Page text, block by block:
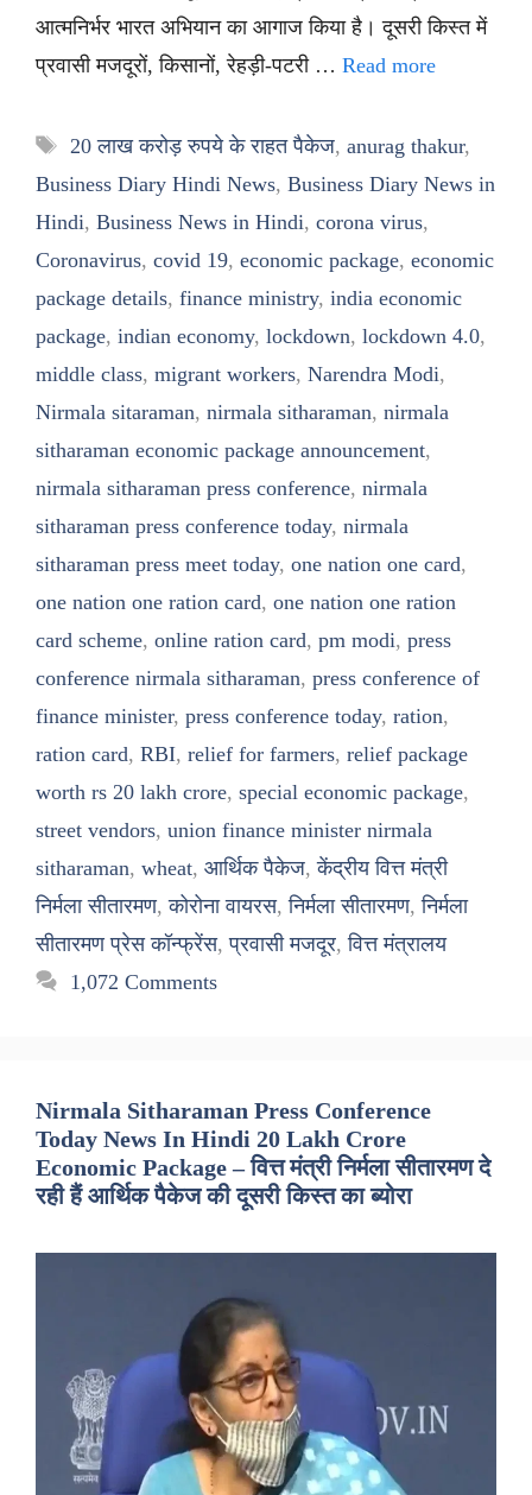
आत्मनिर्भर भारत अभियान का आगाज किया है। दूसरी किस्त में
प्रवासी मजदूरों, किसानों, रेहड़ी-पटरी … Read more
Tags
20 लाख करोड़ रुपये के राहत पैकेज, anurag thakur,
Business Diary Hindi News, Business Diary News in
Hindi, Business News in Hindi, corona virus,
Coronavirus, covid 19, economic package, economic
package details, finance ministry, india economic
package, indian economy, lockdown, lockdown 4.0,
middle class, migrant workers, Narendra Modi,
Nirmala sitaraman, nirmala sitharaman, nirmala
sitharaman economic package announcement,
nirmala sitharaman press conference, nirmala
sitharaman press conference today, nirmala
sitharaman press meet today, one nation one card,
one nation one ration card, one nation one ration
card scheme, online ration card, pm modi, press
conference nirmala sitharaman, press conference of
finance minister, press conference today, ration,
ration card, RBI, relief for farmers, relief package
worth rs 20 lakh crore, special economic package,
street vendors, union finance minister nirmala
sitharaman, wheat, आर्थिक पैकेज,केंद्रीय वित्त मंत्री
निर्मला सीतारमण,कोरोना वायरस,निर्मला सीतारमण,निर्मला
सीतारमण प्रेस कॉन्फ्रेंस,प्रवासी मजदूर,वित्त मंत्रालय
1,072 Comments
Nirmala Sitharaman Press Conference
Today News In Hindi 20 Lakh Crore
Economic Package – वित्त मंत्री निर्मला सीतारमण दे
रही हैं आर्थिक पैकेज की दूसरी किस्त का ब्योरा